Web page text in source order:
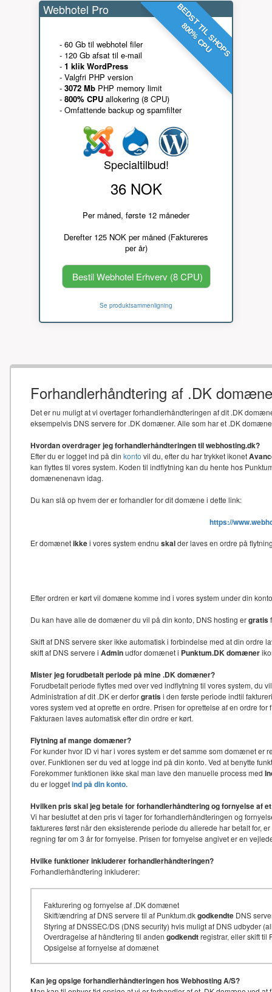
BEDST TIL SHOPS
800% CPU
Webhotel Pro
- 60 Gb til webhotel filer
- 120 Gb afsat til e-mail
- 1 klik WordPress
- Valgfri PHP version
- 3072 Mb PHP memory limit
- 800% CPU allokering (8 CPU)
- Omfattende backup og spamfilter
Specialtilbud!
36 NOK
Per måned, første 12 måneder
Derefter 125 NOK per måned (Faktureres
per år)
Bestil Webhotel Erhverv (8 CPU)
Se produktsammenligning
Forhandlerhåndtering af .DK
Det er nu muligt at vi overtager forhandlerhåndteringen af dit .DK
eksempelvis DNS servere for .DK domæner. Alle som har et .DK
Hvordan overdrager jeg forhandlerhåndteringen til webhosting.dk?
Efter du er logget ind på din konto vil du, efter du har trykket ikonet
kan flyttes til vores system. Koden til indflytning kan du hente hos
domænenenavn idag.
Du kan slå op hvem der er forhandler for dit domæne i dette link:
https://
Er domænetikkei vores system endnu skalder laves en ordre på
Efter ordren er kørt vil domæne komme ind i vores system under din
Du kan have alle de domæner du vil på din konto, DNS hosting ergratis
Skift af DNS servere sker ikke automatisk i forbindelse med at din
skift af DNS servere i Adminudfor domænet i Punktum.DK domæner
Mister jeg forudbetalt periode på mine .DK domæner?
Forudbetalt periode flyttes med over ved indflytning til vores system,
Administration af dit .DK er derforgratisi den første periode indtil
vores system ved at oprette en ordre. Prisen for oprettelse af en ordre
Fakturaen laves automatisk efter din ordre er kørt.
Flytning af mange domæner?
For kunder hvor ID vi har i vores system er det samme som domænet
over. Funktionen ser du ved at logge ind på din konto. Ved at benytte
Forekommer funktionen ikke skal man lave den manuelle process med
du er loggetind på din konto.
Hvilken pris skal jeg betale for forhandlerhåndtering og fornyelse af
Vi har besluttet at den pris vi tager for forhandlerhåndteringen og
faktureres først når den eksisterende periode du allerede har betalt for,
regning før om 3 år for fornyelse. Prisen for fornyelse angivet er en
Hvilke funktioner inkluderer forhandlerhåndteringen?
Forhandlerhåndtering inkluderer:
Fakturering og fornyelse af .DK domænet
Skift/ændring af DNS servere til af Punktum.dkgodkendte DNS
Styring af DNSSEC/DS (DNS security) hvis muligt af DNS udbyder
Overdragelse af håndtering til anden godkendtregistrar, eller skift til
Opsigelse af fornyelse af domænet
Kan jeg opsige forhandlerhåndteringen hos Webhosting A/S?